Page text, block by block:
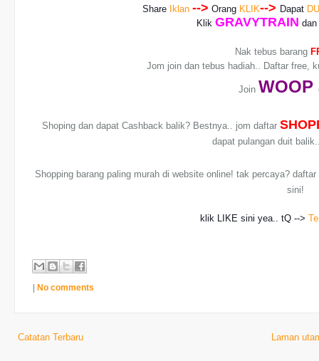
Share Iklan --> Orang KLIK--> Dapat
Klik GRAVYTRAIN
Nak tebus barang
Jom join dan tebus hadiah.. Daftar free,
Join WOOP
Shoping dan dapat Cashback balik? Bestnya.. jom daftar
dapat pulangan duit
Shopping barang paling murah di website online! tak percaya? daftar
sini!
klik LIKE sini yea.. tQ -->
| No comments
Catatan Terbaru Laman